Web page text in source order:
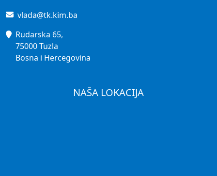
vlada@tk.kim.ba
Rudarska 65,
75000 Tuzla
Bosna i Hercegovina
NAŠA LOKACIJA